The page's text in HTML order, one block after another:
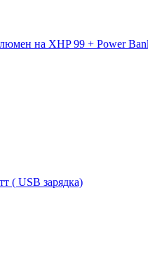
на XHP 99 + Power
( USB зарядка)